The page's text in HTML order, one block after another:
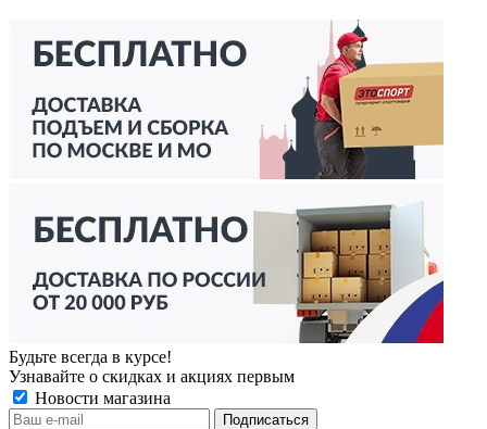
Будьте всегда в курсе!
Узнавайте о скидках и акциях первым
Новости магазина